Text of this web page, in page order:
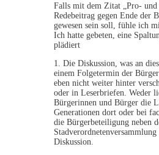
Falls mit dem Zitat „Pro-
Redebeitrag gegen Ende der
gewesen sein soll, fühle ich
Ich hatte gebeten, eine
plädiert
1. Die Diskussion, was an
einem Folgetermin der
eben nicht weiter hinter
oder in Leserbriefen. Weder
Bürgerinnen und Bürger die
Generationen dort oder bei
die Bürgerbeteiligung neben
Diskussion.